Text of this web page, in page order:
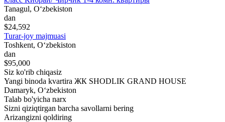
Tanagul, Oʻzbekiston
dan
$24,592
Turar-joy majmuasi
Toshkent, Oʻzbekiston
dan
$95,000
Siz ko'rib chiqasiz
Yangi binoda kvartira ЖК SHODLIK GRAND HOUSE
Damaryk, Oʻzbekiston
Talab bo'yicha narx
Sizni qiziqtirgan barcha savollarni bering
Arizangizni qoldiring